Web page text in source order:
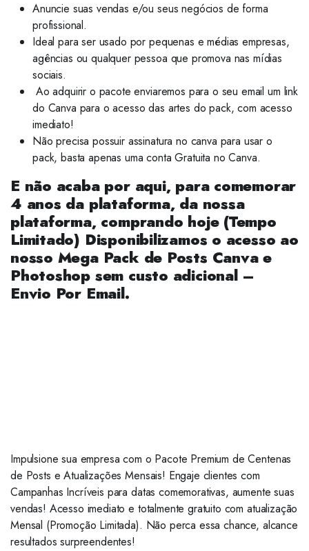
Anuncie suas vendas e/ou seus negócios de forma
profissional.
Ideal para ser usado por pequenas e médias empresas,
agências ou qualquer pessoa que promova nas mídias
sociais.
Ao adquirir o pacote enviaremos para o seu email um link
do Canva para o acesso das artes do pack, com acesso
imediato!
Não precisa possuir assinatura no canva para usar o
pack, basta apenas uma conta Gratuita no Canva.
E não acaba por aqui, para comemorar
4 anos da plataforma, da nossa
plataforma, comprando hoje (Tempo
Limitado) Disponibilizamos o acesso ao
nosso Mega Pack de Posts Canva e
Photoshop sem custo adicional –
Envio Por Email.
Impulsione sua empresa com o Pacote Premium de Centenas
de Posts e Atualizações Mensais! Engaje clientes com
Campanhas Incríveis para datas comemorativas, aumente suas
vendas! Acesso imediato e totalmente gratuito com atualização
Mensal (Promoção Limitada). Não perca essa chance, alcance
resultados surpreendentes!